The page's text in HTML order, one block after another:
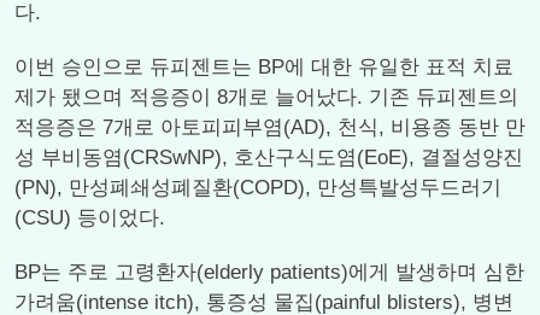
다.
이번 승인으로 듀피젠트는 BP에 대한 유일한 표적 치료
제가 됐으며 적응증이 8개로 늘어났다. 기존 듀피젠트의
적응증은 7개로 아토피피부염(AD), 천식, 비용종 동반 만
성 부비동염(CRSwNP), 호산구식도염(EoE), 결절성양진
(PN), 만성폐쇄성폐질환(COPD), 만성특발성두드러기
(CSU) 등이었다.
BP는 주로 고령환자(elderly patients)에게 발생하며 심한
가려움(intense itch), 통증성 물집(painful blisters), 병변